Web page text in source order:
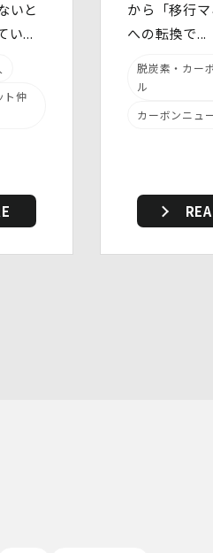
する責任者を定め、報告連絡
ます。
る留意事項について、従業
います。
保持に関する事項を就業規
において、従業員の入退室管理
行うとともに、権限を有しな
を防止する措置を講じていま
場合、容易に個人情報が判明
供と利便性の向上を目的とし
いと
い...
ト仲
から「移行
への転換で...
脱炭素・カー
ル
カーボンニュ